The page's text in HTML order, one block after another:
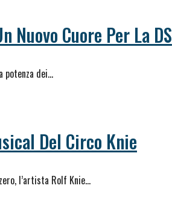
Nuovo Cuore Per La DS
potenza dei…
Del Circo Knie
l’artista Rolf Knie…